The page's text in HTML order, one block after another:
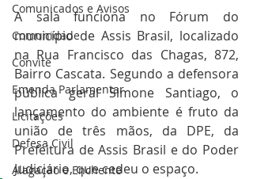
Comunicados e Avisos
Comunidade
Convite
Emenda Parlamentar
Licitações
Defesa Civil
Alagação e Enchente
A sala funciona no Fórum do
município de Assis Brasil, localizado
na Rua Francisco das Chagas, 872,
Bairro Cascata. Segundo a defensora
pública geral Simone Santiago, o
lançamento do ambiente é fruto da
união de três mãos, da DPE, da
Prefeitura de Assis Brasil e do Poder
Judiciário, que cedeu o espaço.